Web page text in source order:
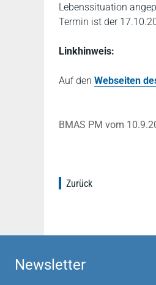
Lebenssituation
Termin ist der
Linkhinweis:
Auf den Webseiten
BMAS PM vom
Zurück
Newsletter